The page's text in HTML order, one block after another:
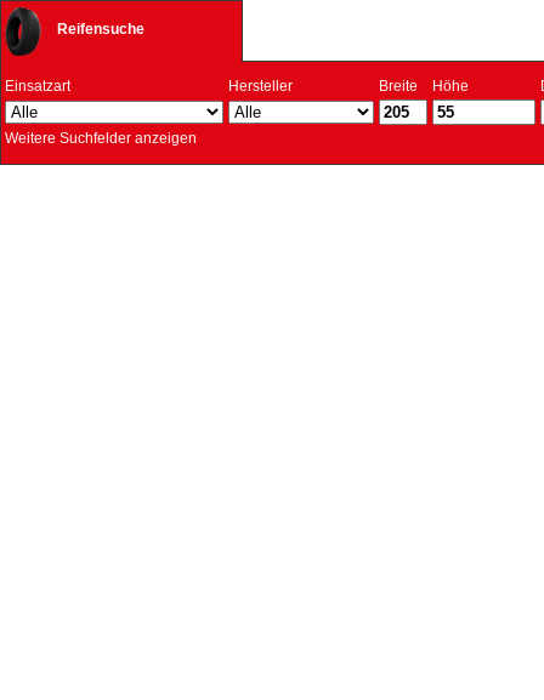
Reifensuche
Einsatzart Hersteller Breite Höhe
Weitere Suchfelder anzeigen